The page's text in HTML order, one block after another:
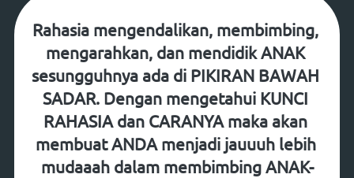
Rahasia mengendalikan, membimbing
mengarahkan, dan
mendidik ANAK
sesungguhnya ada di PIKIRAN BAWAH
SADAR. Dengan mengetahui KUNCI
RAHASIA dan CARANYA maka akan
membuat ANDA menjadi jauuuh lebih
mudaaah dalam membimbing ANAK-